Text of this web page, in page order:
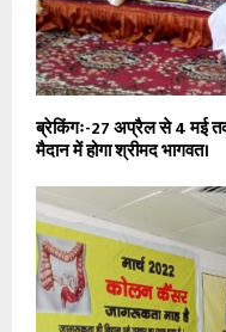
ब्रेकिंगः-27 अप्रैल से 4 मई
मैदान में होगा श्रीमद भागवत।